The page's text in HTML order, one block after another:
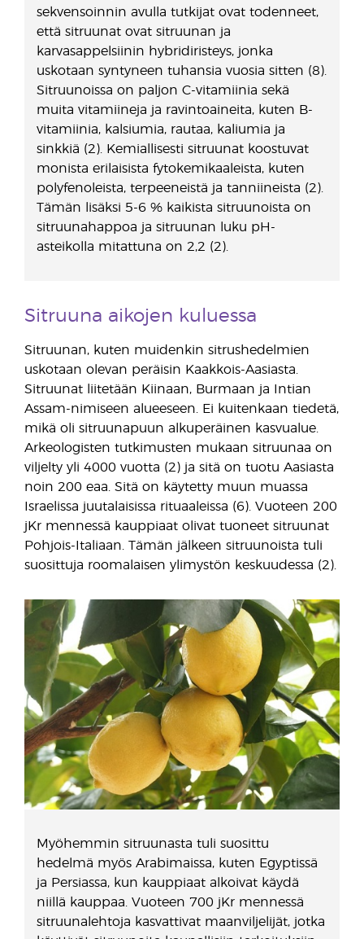
sekvensoinnin avulla tutkijat ovat todenneet,
että sitruunat ovat sitruunan ja
karvasappelsiinin hybridiristeys, jonka
uskotaan syntyneen tuhansia vuosia sitten (8).
Sitruunoissa on paljon C-vitamiinia sekä
muita vitamiineja ja ravintoaineita, kuten B-
vitamiinia, kalsiumia, rautaa, kaliumia ja
sinkkiä (2). Kemiallisesti sitruunat koostuvat
monista erilaisista fytokemikaaleista, kuten
polyfenoleista, terpeeneistä ja tanniineista (2).
Tämän lisäksi 5-6 % kaikista sitruunoista on
sitruunahappoa ja sitruunan luku pH-
asteikolla mitattuna on 2,2 (2).
Sitruuna aikojen kuluessa
Sitruunan, kuten muidenkin sitrushedelmien
uskotaan olevan peräisin Kaakkois-Aasiasta.
Sitruunat liitetään Kiinaan, Burmaan ja Intian
Assam-nimiseen alueeseen. Ei kuitenkaan tiedetä,
mikä oli sitruunapuun alkuperäinen kasvualue.
Arkeologisten tutkimusten mukaan sitruunaa on
viljelty yli 4000 vuotta (2) ja sitä on tuotu Aasiasta
noin 200 eaa. Sitä on käytetty muun muassa
Israelissa juutalaisissa rituaaleissa (6). Vuoteen 200
jKr mennessä kauppiaat olivat tuoneet sitruunat
Pohjois-Italiaan. Tämän jälkeen sitruunoista tuli
suosittuja roomalaisen ylimystön keskuudessa (2).
Myöhemmin sitruunasta tuli suosittu
hedelmä myös Arabimaissa, kuten Egyptissä
ja Persiassa, kun kauppiaat alkoivat käydä
niillä kauppaa. Vuoteen 700 jKr mennessä
sitruunalehtoja kasvattivat maanviljelijät, jotka